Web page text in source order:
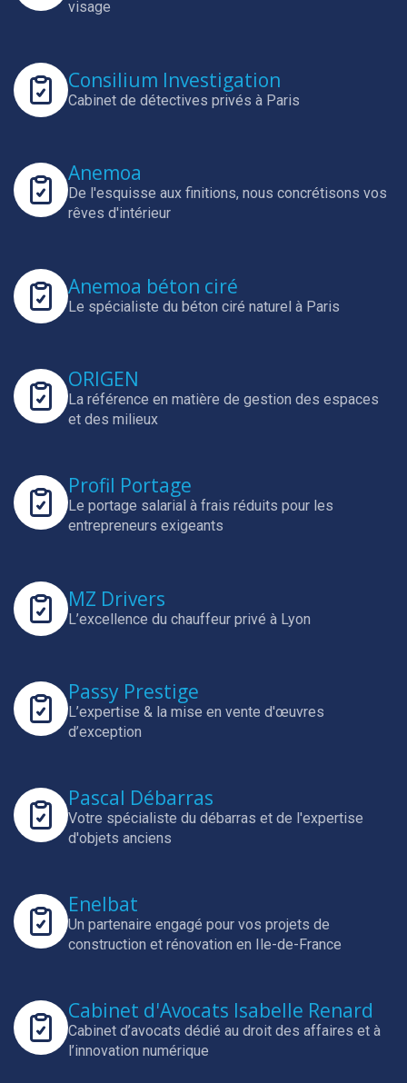
visage
Consilium Investigation
Cabinet de détectives privés à Paris
Anemoa
De l'esquisse aux finitions, nous concrétisons vos
rêves d'intérieur
Anemoa béton ciré
Le spécialiste du béton ciré naturel à Paris
ORIGEN
La référence en matière de gestion des espaces
et des milieux
Profil Portage
Le portage salarial à frais réduits pour les
entrepreneurs exigeants
MZ Drivers
L’excellence du chauffeur privé à Lyon
Passy Prestige
L’expertise & la mise en vente d'œuvres
d’exception
Pascal Débarras
Votre spécialiste du débarras et de l'expertise
d'objets anciens
Enelbat
Un partenaire engagé pour vos projets de
construction et rénovation en Ile-de-France
Cabinet d'Avocats Isabelle Renard
Cabinet d’avocats dédié au droit des affaires et à
l’innovation numérique